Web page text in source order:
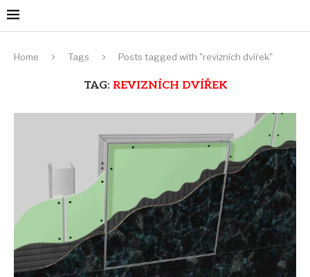
Home Tags Posts tagged with "revizních dvířek"
TAG: REVIZNÍCH DVÍŘEK